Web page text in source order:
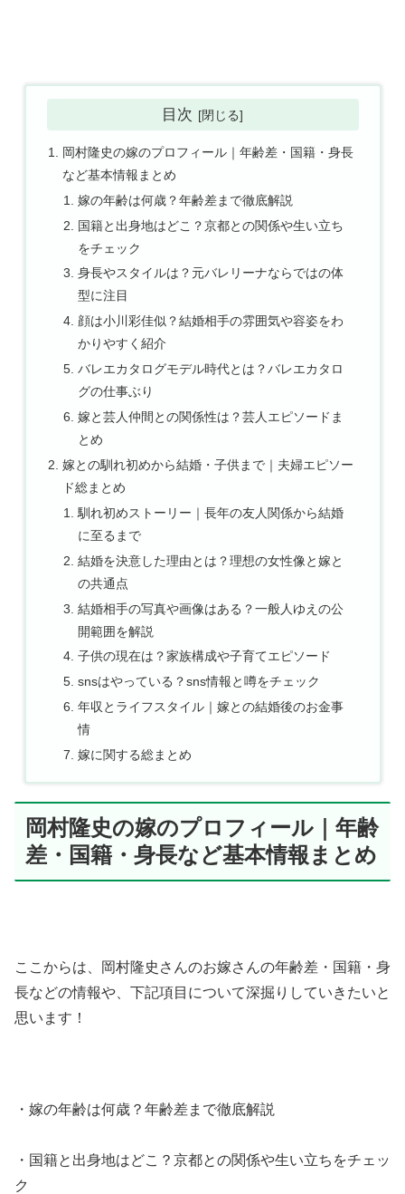
目次
岡村隆史の嫁のプロフィール｜年齢差・国籍・身長
など基本情報まとめ
嫁の年齢は何歳？年齢差まで徹底解説
国籍と出身地はどこ？京都との関係や生い立ち
をチェック
身長やスタイルは？元バレリーナならではの体
型に注目
顔は小川彩佳似？結婚相手の雰囲気や容姿をわ
かりやすく紹介
バレエカタログモデル時代とは？バレエカタロ
グの仕事ぶり
嫁と芸人仲間との関係性は？芸人エピソードま
とめ
嫁との馴れ初めから結婚・子供まで｜夫婦エピソー
ド総まとめ
馴れ初めストーリー｜長年の友人関係から結婚
に至るまで
結婚を決意した理由とは？理想の女性像と嫁と
の共通点
結婚相手の写真や画像はある？一般人ゆえの公
開範囲を解説
子供の現在は？家族構成や子育てエピソード
snsはやっている？sns情報と噂をチェック
年収とライフスタイル｜嫁との結婚後のお金事
情
嫁に関する総まとめ
岡村隆史の嫁のプロフィール｜年齢
差・国籍・身長など基本情報まとめ
ここからは、岡村隆史さんのお嫁さんの年齢差・国籍・身
長などの情報や、下記項目について深掘りしていきたいと
思います！
・嫁の年齢は何歳？年齢差まで徹底解説
・国籍と出身地はどこ？京都との関係や生い立ちをチェッ
ク